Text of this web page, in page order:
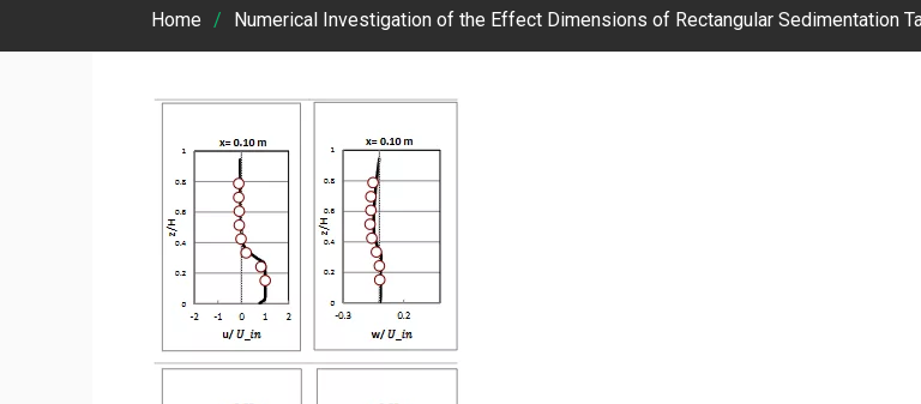
Home Numerical Investigation of the Effect Dimensions of Rectangular Sedimentation